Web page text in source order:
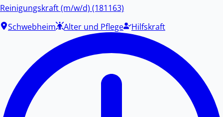
Reinigungskraft (m/w/d) (181163)
Schwebheim
Alter und Pflege Hilfskraft